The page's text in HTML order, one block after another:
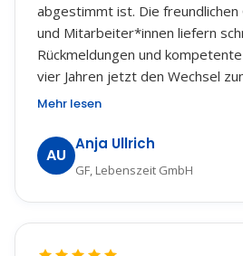
abgestimmt ist. Die
und Mitarbeiter*innen liefern
Rückmeldungen und
vier Jahren jetzt den Wechsel
Ich fühle mich bestens betreut
Mehr lesen
AU
Anja Ullrich
GF, Lebenszeit GmbH